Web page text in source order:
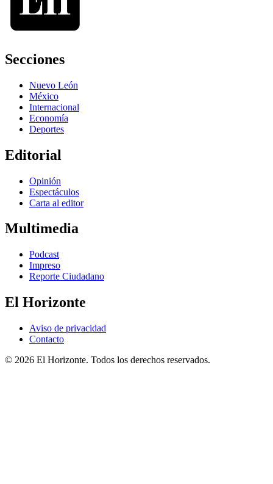
Secciones
Nuevo León
México
Internacional
Economía
Deportes
Editorial
Opinión
Espectáculos
Carta al editor
Multimedia
Podcast
Impreso
Reporte Ciudadano
El Horizonte
Aviso de privacidad
Contacto
© 2026 El Horizonte. Todos los derechos reservados.